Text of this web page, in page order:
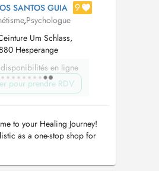
SANTOS GUIA 9
,Psychologue
Um Schlass,
Hesperange
en ligne
pour prendre RDV
to your Healing Journey!
as a one-stop shop for
yourself, who wish to
their wellbeing. We offer